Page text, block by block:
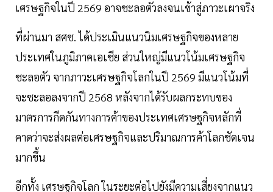
เศรษฐกิจในปี 2569 อาจชะลอตัวลงจนเข้าสู่ภาวะเผาจริง
ที่ผ่านมา สศช. ได้ประเมินแนวนิมเศรษฐกิจของหลาย
ประเทศในภูมิภาคเอเชีย ส่วนใหญ่มีแนวโน้มเศรษฐกิจ
ชะลอตัว จากภาวะเศรษฐกิจโลกในปี 2569 มีแนวโน้มที่
จะชะลอลงจากปี 2568 หลังจากได้รับผลกระทบของ
มาตรการกีดกันทางการค้าของประเทศเศรษฐกิจหลักที่
คาดว่าจะส่งผลต่อเศรษฐกิจและปริมาณการค้าโลกชัดเจน
มากขึ้น
อีกทั้ง เศรษฐกิจโลก ในระยะต่อไปยังมีความเสี่ยงจากแนว